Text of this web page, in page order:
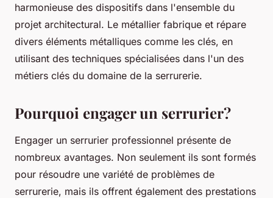
harmonieuse des dispositifs dans l'ensemble du
projet architectural. Le métallier fabrique et répare
divers éléments métalliques comme les clés, en
utilisant des techniques spécialisées dans l'un des
métiers clés du domaine de la serrurerie.
Pourquoi engager un serrurier?
Engager un serrurier professionnel présente de
nombreux avantages. Non seulement ils sont formés
pour résoudre une variété de problèmes de
serrurerie, mais ils offrent également des prestations